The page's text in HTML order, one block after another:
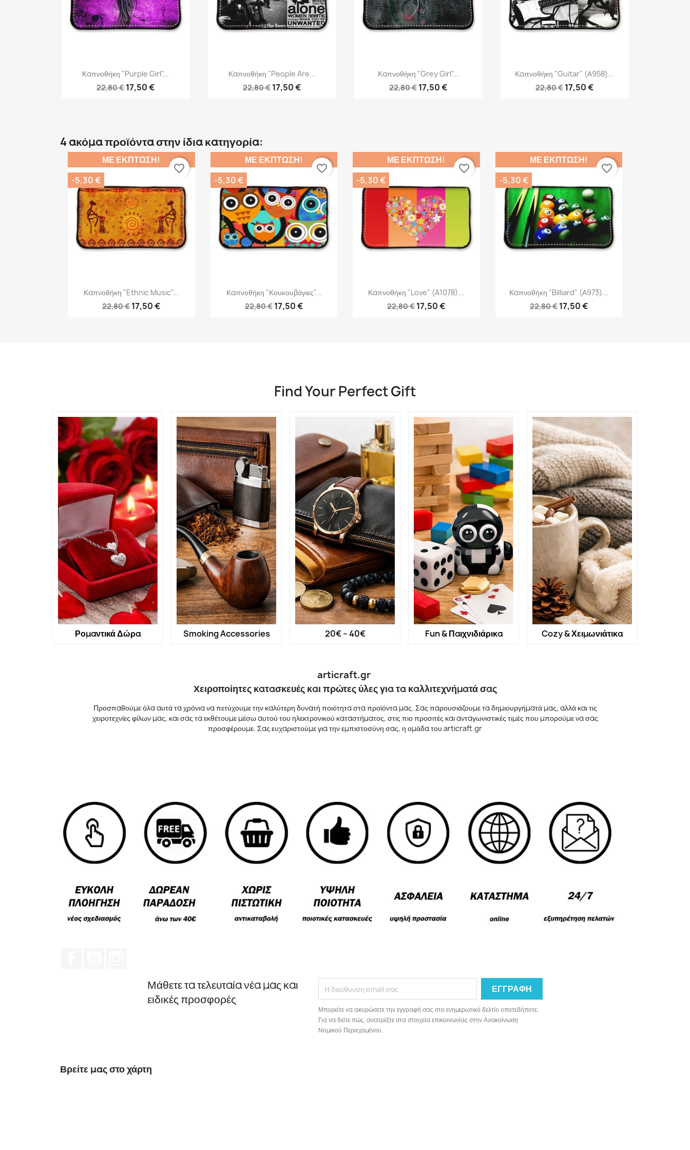
Γρήγορη προβολή
Καπνοθήκη "Purple Girl"...
22,80 € 17,50 €
Γρήγορη προβολή
Καπνοθήκη "People Are...
22,80 € 17,50 €
Γρήγορη προβολή
Καπνοθήκη "Grey Girl"...
22,80 € 17,50 €
Γρήγορη προβολή
Καπνοθήκη "Guitar" (Α958)...
22,80 € 17,50 €
4 ακόμα προϊόντα στην ίδια κατηγορία:
Γρήγορη προβολή
Καπνοθήκη "Ethnic Music"...
22,80 €17,50 €
ΜΕ ΈΚΠΤΩΣΗ!
-5,30 €
favorite_border
Γρήγορη προβολή
Καπνοθήκη "Κουκουβάγιες"...
22,80 € 17,50 €
ΜΕ ΈΚΠΤΩΣΗ!
-5,30 €
favorite_border
Γρήγορη προβολή
Καπνοθήκη "Love" (A1078)...
22,80 €17,50 €
ΜΕ ΈΚΠΤΩΣΗ!
-5,30 €
favorite_border
Γρήγορη προβολή
Καπνοθήκη "Billiard" (Α973)...
22,80 € 17,50 €
ΜΕ ΈΚΠΤΩΣΗ!
-5,30 €
favorite_border
Find Your Perfect Gift
Ρομαντικά Δώρα Smoking Accessories 20€ – 40€ Fun & Παιχνιδιάρικα Cozy & Χειμωνιάτικα
articraft.gr
Χειροποίητες κατασκευές και πρώτες ύλες για τα καλλιτεχνήματά σας
Προσπαθούμε όλα αυτά τα χρόνια να πετύχουμε την καλύτερη δυνατή ποιότητα στα προϊόντα μας. Σας παρουσιάζουμε τα δημιουργήματά μας, αλλά και τις
χειροτεχνίες φίλων μας, και σας τα εκθέτουμε μέσω αυτού του ηλεκτρονικού καταστήματος, στις πιο προσιτές και ανταγωνιστικές τιμές που μπορούμε να σας
προσφέρουμε. Σας ευχαριστούμε για την εμπιστοσύνη σας, η ομάδα του articraft.gr
Μάθετε τα τελευταία νέα μας και
ειδικές προσφορές
Μπορείτε να ακυρώσετε την εγγραφή σας στο ενημερωτικό δελτίο οποτεδήποτε.
Για να δείτε πώς, ανατρέξτε στα στοιχεία επικοινωνίας στην Ανακοίνωση
Νομικού Περιεχομένου.
Βρείτε μας στο χάρτη